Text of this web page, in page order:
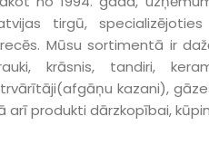
tirgū,
Mūsu sortimentā ir
krāsnis, tandiri,
kazani),
arī produkti dārzkopībai,